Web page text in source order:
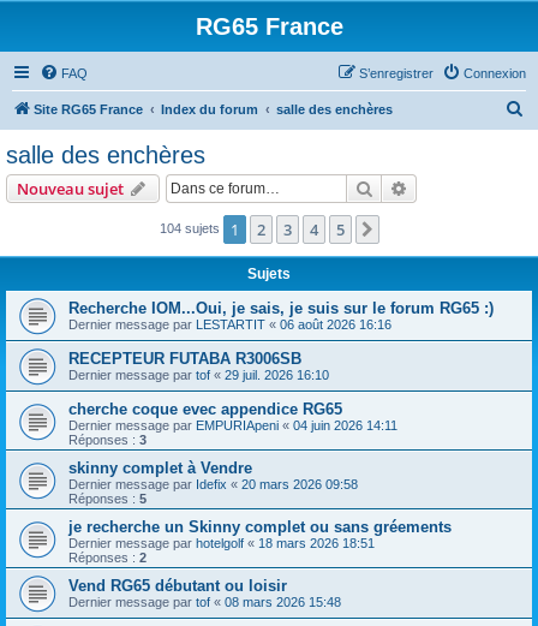
RG65 France
FAQ Connexion
S’enregistrer
Site RG65 France Index du forum salle des enchères
e
salle des enchères
Nouveau sujet Rechercher
104 sujets 1 2 3 4 5
Sujets
Recherche IOM...Oui, je sais, je suis sur le forum RG65 :)
Dernier message par LESTARTIT « 06 août 2026 16:16
RECEPTEUR FUTABA R3006SB
Dernier message par tof « 29 juil. 2026 16:10
cherche coque evec appendice RG65
Dernier message par EMPURIApeni « 04 juin 2026 14:11
Réponses : 3
skinny complet à Vendre
Dernier message par Idefix « 20 mars 2026 09:58
Réponses : 5
je recherche un Skinny complet ou sans gréements
Dernier message par hotelgolf « 18 mars 2026 18:51
Réponses : 2
Vend RG65 débutant ou loisir
Dernier message par tof « 08 mars 2026 15:48